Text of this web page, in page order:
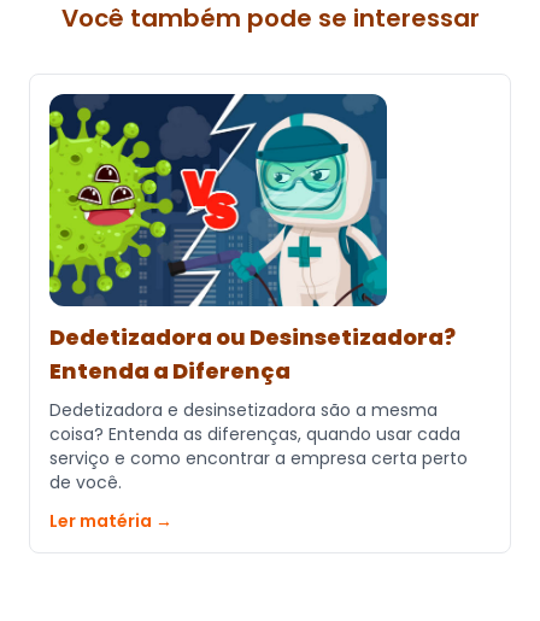
Você também pode se interessar
Dedetizadora ou Desinsetizadora?
Entenda a Diferença
Dedetizadora e desinsetizadora são a mesma
coisa? Entenda as diferenças, quando usar cada
serviço e como encontrar a empresa certa perto
de você.
Ler matéria →